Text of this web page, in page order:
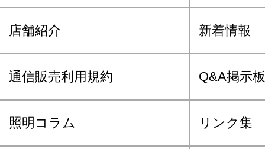
店舗紹介 新着情報
通信販売利用規約 Q&A掲示板
照明コラム リンク集